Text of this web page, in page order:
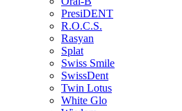
PresiDENT
R.O.C.S.
Rasyan
Splat
Swiss Smile
SwissDent
Twin Lotus
White Glo